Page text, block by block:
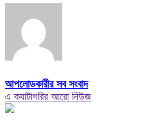
আপলোডকারীর সব সংবাদ
এ ক্যাটাগরির আরো নিউজ